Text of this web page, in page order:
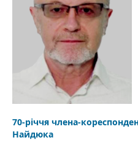
70-річчя члена-
Найдюка